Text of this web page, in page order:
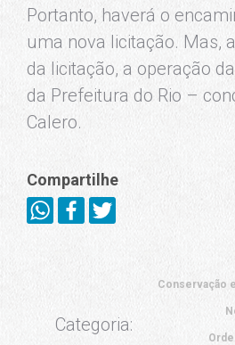
Portanto, haverá o
uma nova licitação. Mas,
da licitação, a operação
da Prefeitura do Rio –
Calero.
Compartilhe
Categoria:
Conservação